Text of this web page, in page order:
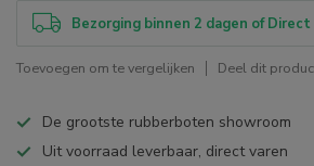
Bezorging binnen 2 dagen of Direct
Toevoegen om te vergelijken Deel dit
De grootste rubberboten showroom
Uit voorraad leverbaar, direct varen